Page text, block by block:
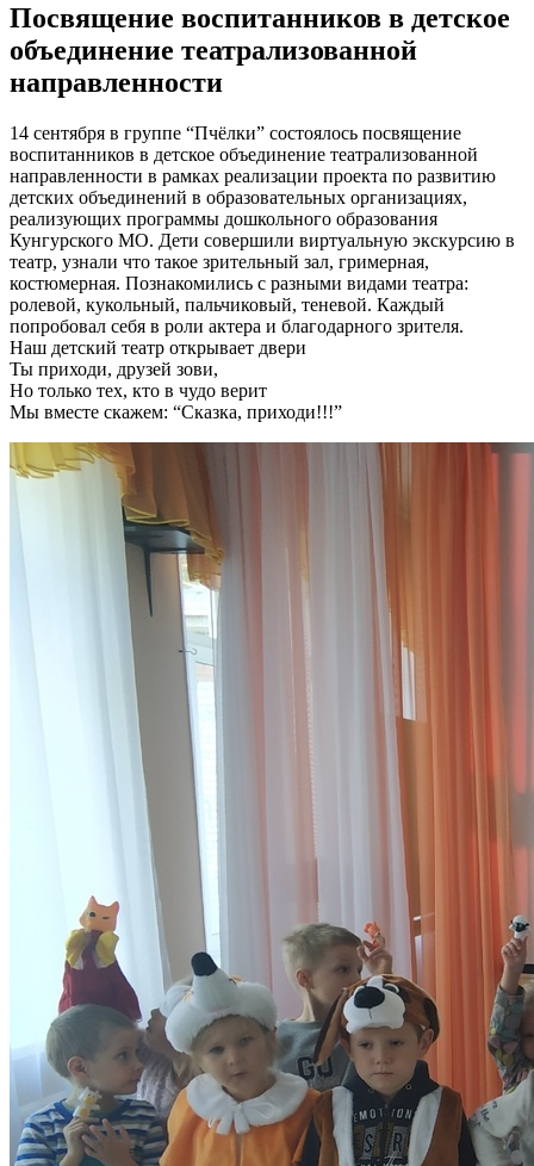
Посвящение воспитанников в детское
объединение театрализованной
направленности
14 сентября в группе “Пчёлки” состоялось посвящение
воспитанников в детское объединение театрализованной
направленности в рамках реализации проекта по развитию
детских объединений в образовательных организациях,
реализующих программы дошкольного образования
Кунгурского МО. Дети совершили виртуальную экскурсию в
театр, узнали что такое зрительный зал, гримерная,
костюмерная. Познакомились с разными видами театра:
ролевой, кукольный, пальчиковый, теневой. Каждый
попробовал себя в роли актера и благодарного зрителя.
Наш детский театр открывает двери
Ты приходи, друзей зови,
Но только тех, кто в чудо верит
Мы вместе скажем: “Сказка, приходи!!!”